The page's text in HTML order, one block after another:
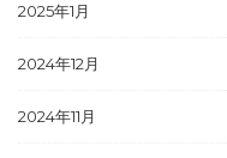
2025年1月
2024年12月
2024年11月